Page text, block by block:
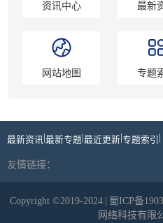
资讯中心 最新
网站地图 专题
最新资讯 最新专题 最近更新 专题索引
友情链接：
Copyright ©2019-2024 蜀ICP备
网络科技有限